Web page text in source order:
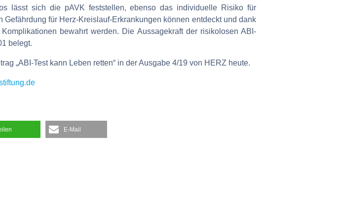
lässt sich die pAVK feststellen, ebenso das individuelle Risiko für
für Herz-Kreislauf-Erkrankungen können entdeckt und dank
bewahrt werden. Die Aussagekraft der risikolosen ABI-
belegt.
„ABI-Test kann Leben retten“ in der Ausgabe 4/19 von HERZ heute.
E-Mail